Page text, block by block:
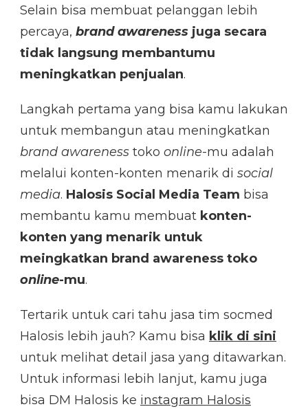
Selain bisa membuat pelanggan lebih
percaya, brand awareness juga secara
tidak langsung membantumu
meningkatkan penjualan.
Langkah pertama yang bisa kamu lakukan
untuk membangun atau meningkatkan
brand awareness toko online-mu adalah
melalui konten-konten menarik di social
media. Halosis Social Media Team bisa
membantu kamu membuat konten-
konten yang menarik untuk
meingkatkan brand awareness toko
online-mu.
Tertarik untuk cari tahu jasa tim socmed
Halosis lebih jauh? Kamu bisa klik di sini
untuk melihat detail jasa yang ditawarkan.
Untuk informasi lebih lanjut, kamu juga
bisa DM Halosis ke instagram Halosis